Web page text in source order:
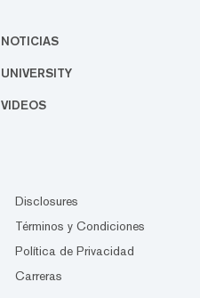
NOTICIAS
UNIVERSITY
VIDEOS
Disclosures
Términos y Condiciones
Política de Privacidad
Carreras